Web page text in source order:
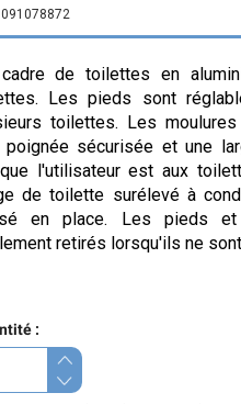
091078872
de toilettes en
Les pieds sont
toilettes. Les
poignée sécurisée et une
l'utilisateur est aux
de toilette surélevé à
en place. Les pieds
retirés lorsqu'ils ne
: